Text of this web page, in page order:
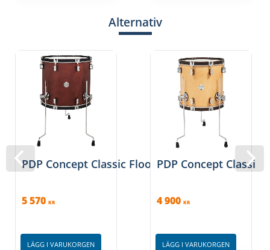
Alternativ
PDP Concept Classic Floor Tom, 16x18''
5 570 KR
LÄGG I VARUKORGEN
PDP Concept Classic
4 900 KR
LÄGG I VARUKORGEN